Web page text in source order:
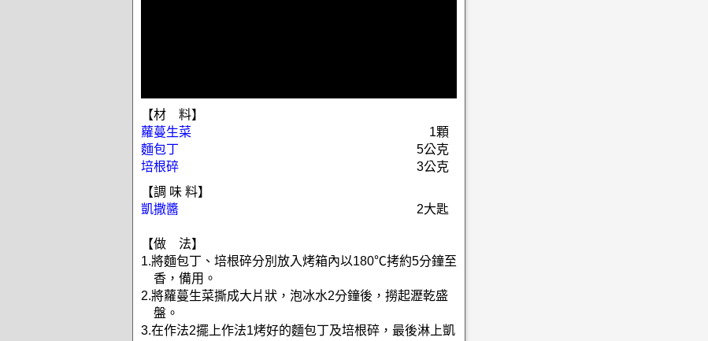
【材 料】
蘿蔓生菜
1顆
麵包丁
5公克
培根碎
3公克
【調 味 料】
凱撒醬
2大匙
【做 法】
1.將麵包丁、培根碎分別放入烤箱內以180℃拷約5分鐘至
香，備用。
2.將蘿蔓生菜撕成大片狀，泡冰水2分鐘後，撈起瀝乾盛
盤。
3.在作法2擺上作法1烤好的麵包丁及培根碎，最後淋上凱